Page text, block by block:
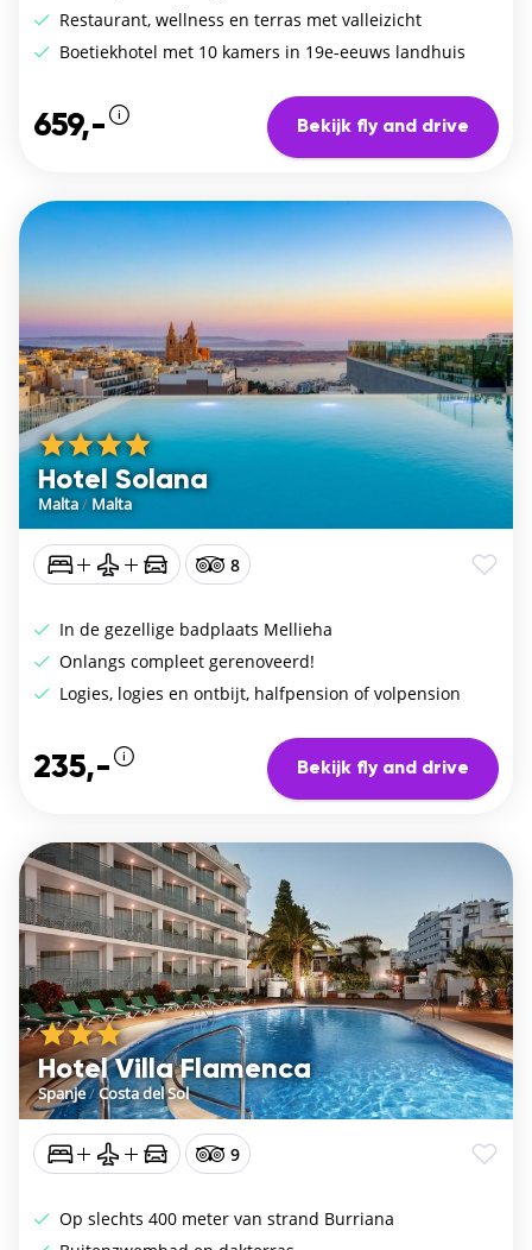
Restaurant, wellness en terras met valleizicht
Boetiekhotel met 10 kamers in 19e-eeuws landhuis
659,- Bekijk fly and drive
Hotel Solana
Malta/ Malta
8
In de gezellige badplaats Mellieha
Onlangs compleet gerenoveerd!
Logies, logies en ontbijt, halfpension of volpension
235,- Bekijk fly and drive
Hotel Villa Flamenca
Spanje/Costa del Sol
9
Op slechts 400 meter van strand Burriana